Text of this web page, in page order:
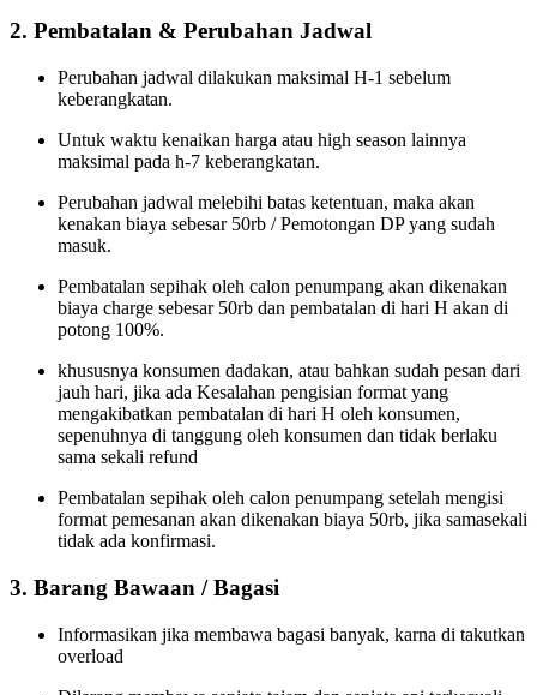
2. Pembatalan & Perubahan Jadwal
Perubahan jadwal dilakukan maksimal H-1 sebelum
keberangkatan.
Untuk waktu kenaikan harga atau high season lainnya
maksimal pada h-7 keberangkatan.
Perubahan jadwal melebihi batas ketentuan, maka akan
kenakan biaya sebesar 50rb / Pemotongan DP yang sudah
masuk.
Pembatalan sepihak oleh calon penumpang akan dikenakan
biaya charge sebesar 50rb dan pembatalan di hari H akan di
potong 100%.
khususnya konsumen dadakan, atau bahkan sudah pesan dari
jauh hari, jika ada Kesalahan pengisian format yang
mengakibatkan pembatalan di hari H oleh konsumen,
sepenuhnya di tanggung oleh konsumen dan tidak berlaku
sama sekali refund
Pembatalan sepihak oleh calon penumpang setelah mengisi
format pemesanan akan dikenakan biaya 50rb, jika samasekali
tidak ada konfirmasi.
3. Barang Bawaan / Bagasi
Informasikan jika membawa bagasi banyak, karna di takutkan
overload